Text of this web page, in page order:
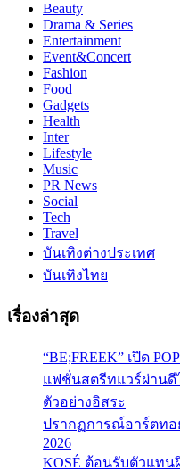
Beauty
Drama & Series
Entertainment
Event&Concert
Fashion
Food
Gadgets
Health
Inter
Lifestyle
Music
PR News
Social
Tech
Travel
บันเทิงต่างประเทศ
บันเทิงไทย
เรื่องล่าสุด
“BE;FREEK” เปิด
แฟชั่นสตรีทแวร์ผ่านดี
ตัวอย่างอิสระ
ปรากฏการณ์อาร์ตทอย
2026
KOSÉ ต้อนรับตัวแทน